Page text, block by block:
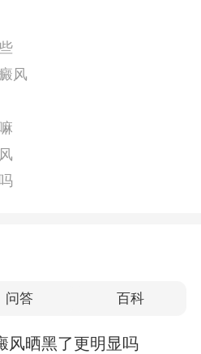
风
问答 百科
风晒黑了更明显吗